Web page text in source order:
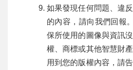
如果發現任何問題、違
的內容，請向我們回報。
保所使用的圖像與資訊
權、商標或其他智慧財
用到您的版權內容，請